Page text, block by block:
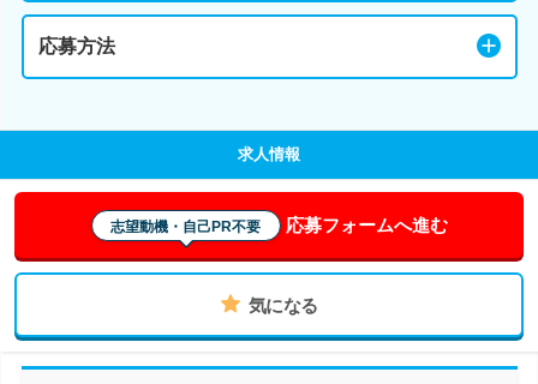
応募方法
求人情報
志望動機・自己PR不要 応募フォームへ進む
気になる